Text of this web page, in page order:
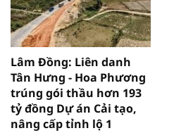
Lâm Đồng: Liên danh
Tân Hưng - Hoa Phương
trúng gói thầu hơn 193
tỷ đồng Dự án Cải tạo,
nâng cấp tỉnh lộ 1